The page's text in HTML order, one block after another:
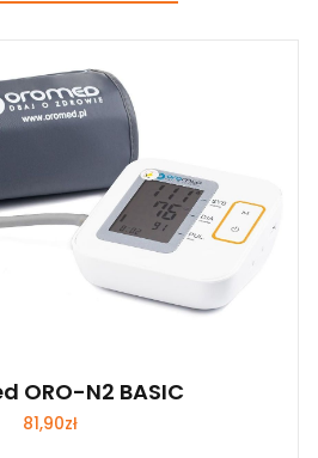
ORO-N2 BASIC
81,90zł